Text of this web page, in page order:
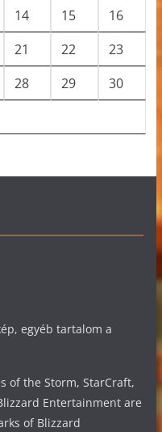
14 15
16
21 22
23
28 29
30
egyéb tartalom a
of the Storm, StarCraft,
Entertainment are
of Blizzard